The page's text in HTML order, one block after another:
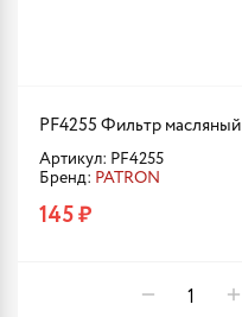
PF4255 Фильтр масляный
Артикул: PF4255
Бренд: PATRON
145 ₽